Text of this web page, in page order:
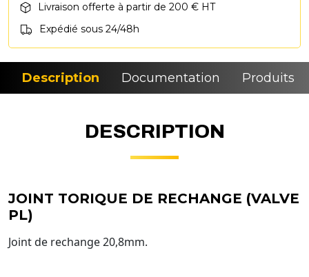
Livraison offerte à partir de 200 € HT
Expédié sous 24/48h
Description Documentation Produits
DESCRIPTION
JOINT TORIQUE DE RECHANGE (VALVE
PL)
Joint de rechange 20,8mm.